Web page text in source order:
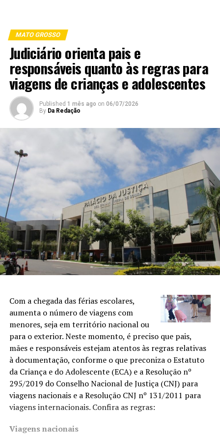
MATO GROSSO
Judiciário orienta pais e
responsáveis quanto às regras para
viagens de crianças e adolescentes
Published 1 mês ago on 06/07/2026
By Da Redação
Com a chegada das férias escolares,
aumenta o número de viagens com
menores, seja em território nacional ou
para o exterior. Neste momento, é preciso que pais,
mães e responsáveis estejam atentos às regras relativas
à documentação, conforme o que preconiza o Estatuto
da Criança e do Adolescente (ECA) e a Resolução nº
295/2019 do Conselho Nacional de Justiça (CNJ) para
viagens nacionais e a Resolução CNJ nº 131/2011 para
viagens internacionais. Confira as regras:
Viagens nacionais